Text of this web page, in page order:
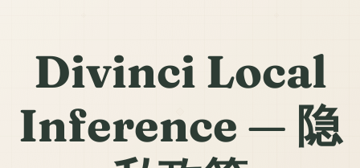
Divinci Local
Inference — 隐